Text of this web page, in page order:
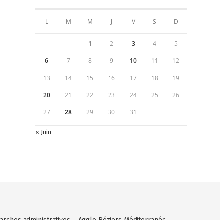
L M M J V S D
1 2 3 4 5
6 7 8 9 10 11 12
13 14 15 16 17 18 19
20 21 22 23 24 25 26
27 28 29 30 31
« Juin